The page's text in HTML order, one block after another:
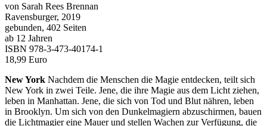
von Sarah Rees Brennan
Ravensburger, 2019
gebunden, 402 Seiten
ab 12 Jahren
ISBN 978-3-473-40174-1
18,99 Euro
New York Nachdem die Menschen die Magie entdecken, teilt sich
New York in zwei Teile. Jene, die ihre Magie aus dem Licht ziehen,
leben in Manhattan. Jene, die sich von Tod und Blut nähren, leben
in Brooklyn. Um sich von den Dunkelmagiern abzuschirmen, bauen
die Lichtmagier eine Mauer und stellen Wachen zur Verfügung, die